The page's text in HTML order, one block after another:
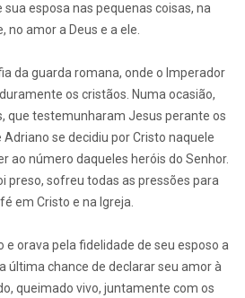
esposa nas pequenas coisas, na
no amor a Deus e a ele.
da guarda romana, onde o Imperador
os cristãos. Numa ocasião,
que testemunharam Jesus perante os
Adriano se decidiu por Cristo naquele
ao número daqueles heróis do Senhor.
preso, sofreu todas as pressões para
em Cristo e na Igreja.
e orava pela fidelidade de seu esposo a
última chance de declarar seu amor à
queimado vivo, juntamente com os